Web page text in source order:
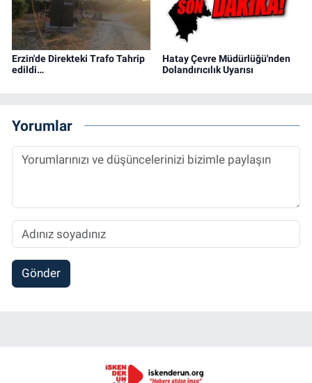
Erzin'de Direkteki Trafo Tahrip
edildi…
Hatay Çevre Müdürlüğü'nden
Dolandırıcılık Uyarısı
Yorumlar
Gönder